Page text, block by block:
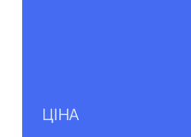
ЦІНА